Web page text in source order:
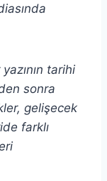
tarihi
sonra
gelişecek
farklı